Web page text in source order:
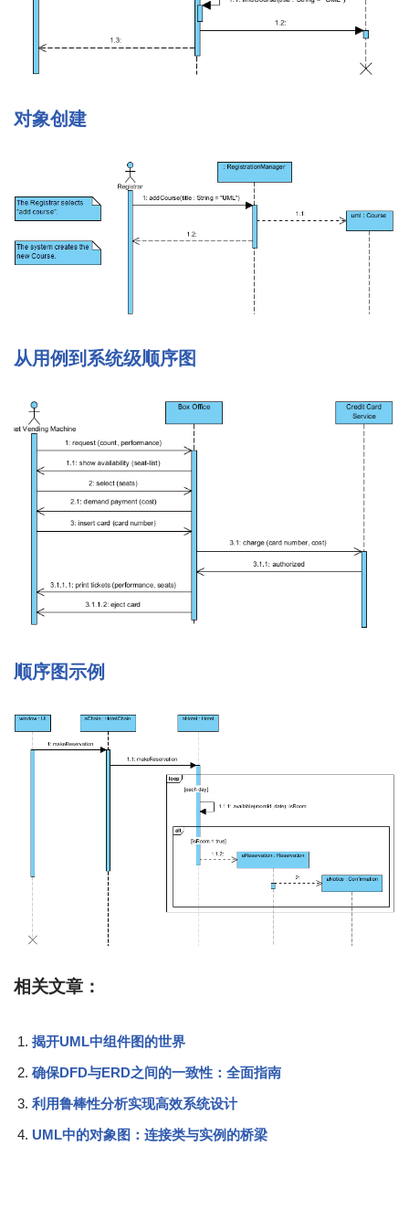
对象创建
从用例到系统级顺序图
顺序图示例
相关文章：
揭开UML中组件图的世界
确保DFD与ERD之间的一致性：全面指南
利用鲁棒性分析实现高效系统设计
UML中的对象图：连接类与实例的桥梁